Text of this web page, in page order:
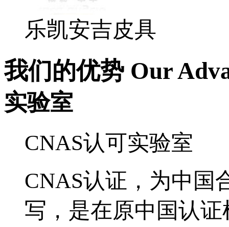
乐凯安吉皮具
我们的优势 Our
实验室
CNAS认可实验室
CNAS认证，为中国
写，是在原中国认